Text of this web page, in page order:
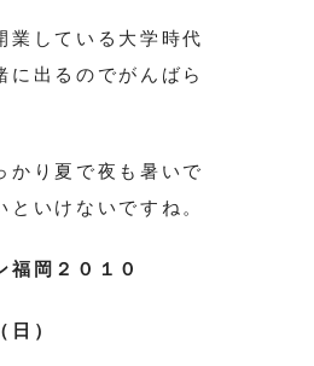
業している大学時代
に出るのでがんばら
かり夏で夜も暑いで
といけないですね。
福岡２０１０
日）